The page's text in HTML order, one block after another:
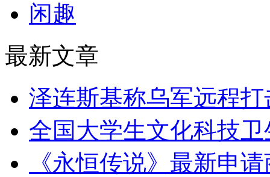
闲趣
最新文章
泽连斯基称乌军远程
全国大学生文化科技
《永恒传说》最新申